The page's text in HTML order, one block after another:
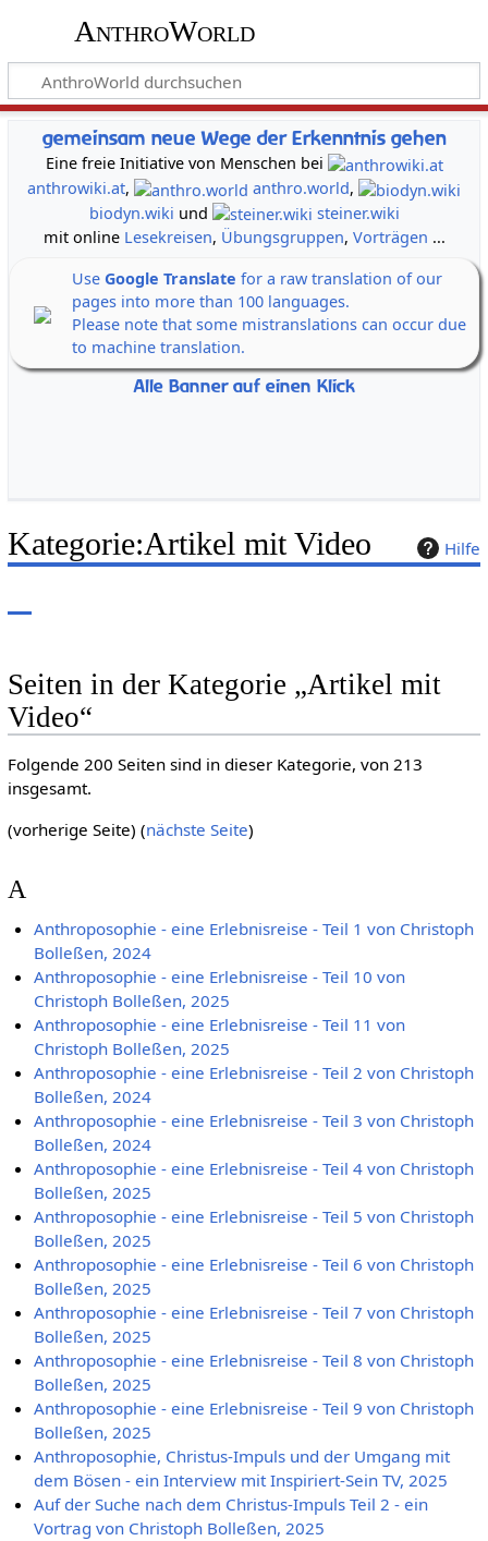
AnthroWorld
gemeinsam neue Wege der Erkenntnis gehen
Eine freie Initiative von Menschen bei
anthrowiki.at, anthro.world,
biodyn.wiki und
steiner.wiki
mit online Lesekreisen, Übungsgruppen, Vorträgen ...
Use Google Translate for a raw translation of our
pages into more than 100 languages.
Please note that some mistranslations can occur due
to machine translation.
Alle Banner auf einen Klick
Hilfe
Kategorie:Artikel mit Video
Seiten in der Kategorie „Artikel mit
Video“
Folgende 200 Seiten sind in dieser Kategorie, von 213
insgesamt.
(vorherige Seite) (nächste Seite)
A
Anthroposophie - eine Erlebnisreise - Teil 1 von Christoph
Bolleßen, 2024
Anthroposophie - eine Erlebnisreise - Teil 10 von
Christoph Bolleßen, 2025
Anthroposophie - eine Erlebnisreise - Teil 11 von
Christoph Bolleßen, 2025
Anthroposophie - eine Erlebnisreise - Teil 2 von Christoph
Bolleßen, 2024
Anthroposophie - eine Erlebnisreise - Teil 3 von Christoph
Bolleßen, 2024
Anthroposophie - eine Erlebnisreise - Teil 4 von Christoph
Bolleßen, 2025
Anthroposophie - eine Erlebnisreise - Teil 5 von Christoph
Bolleßen, 2025
Anthroposophie - eine Erlebnisreise - Teil 6 von Christoph
Bolleßen, 2025
Anthroposophie - eine Erlebnisreise - Teil 7 von Christoph
Bolleßen, 2025
Anthroposophie - eine Erlebnisreise - Teil 8 von Christoph
Bolleßen, 2025
Anthroposophie - eine Erlebnisreise - Teil 9 von Christoph
Bolleßen, 2025
Anthroposophie, Christus-Impuls und der Umgang mit
dem Bösen - ein Interview mit Inspiriert-Sein TV, 2025
Auf der Suche nach dem Christus-Impuls Teil 2 - ein
Vortrag von Christoph Bolleßen, 2025